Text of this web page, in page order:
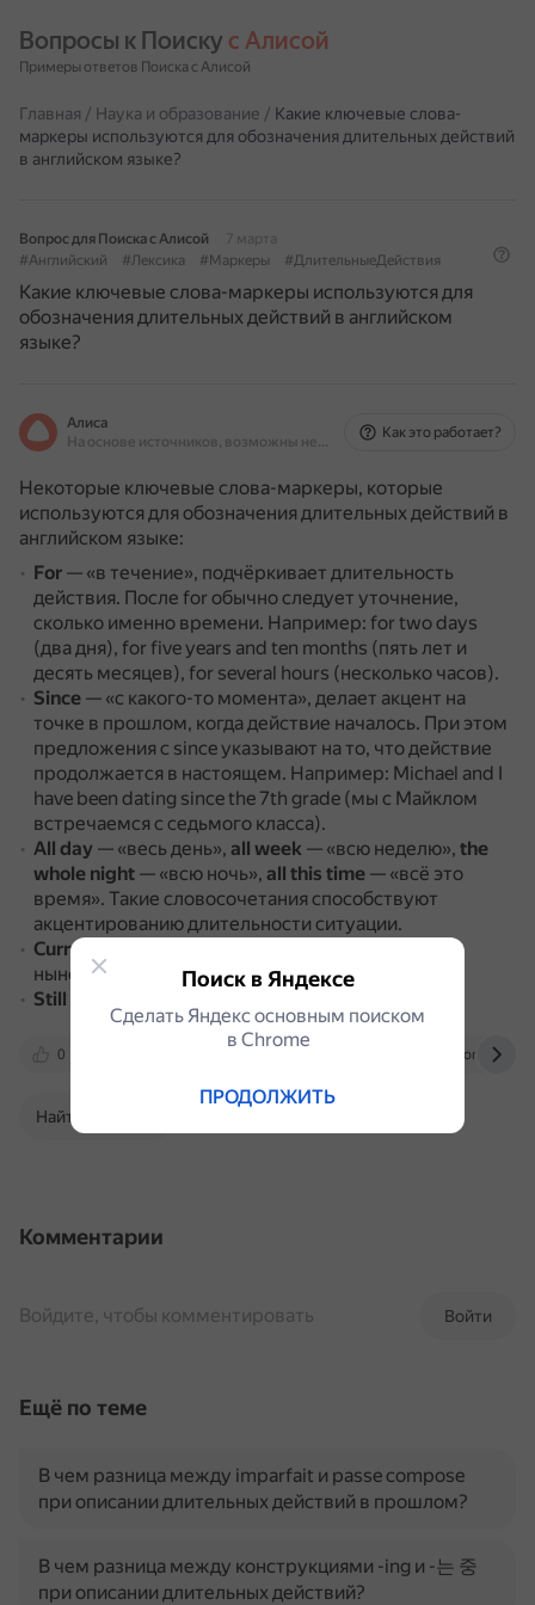
Вопросы к Поиску с Алисой
Примеры ответов Поиска с Алисой
Главная / Наука и образование / Какие ключевые слова-
маркеры используются для обозначения длительных действий
в английском языке?
Вопрос для Поиска с Алисой
7 марта
#Английский
#Лексика #Маркеры #ДлительныеДействия
Какие ключевые слова-маркеры используются для
обозначения длительных действий в английском
языке?
Алиса
На основе источников, возможны неточности
Как это работает?
Некоторые ключевые слова-маркеры, которые
используются для обозначения длительных действий в
английском языке:
For — «в течение», подчёркивает длительность
действия. После for обычно следует уточнение,
сколько именно времени. Например: for two days
(два дня), for five years and ten months (пять лет и
десять месяцев), for several hours (несколько часов).
Since — «с какого-то момента», делает акцент на
точке в прошлом, когда действие началось. При этом
предложения с since указывают на то, что действие
продолжается в настоящем. Например: Michael and I
have been dating since the 7th grade (мы с Майклом
встречаемся с седьмого класса).
All day — «весь день», all week — «всю неделю», the
whole night — «всю ночь», all this time — «всё это
время». Такие словосочетания способствуют
акцентированию длительности ситуации.
Currently
— «теперь, сейчас, в настоящее время,
ныне».
Still
0 sg.textgears.com
Найти в Поиске
Комментарии
Войти
Войдите, чтобы комментировать
Ещё по теме
В чем разница между imparfait и passe compose
при описании длительных действий в прошлом?
В чем разница между конструкциями -ing и -는 중
при описании длительных действий?
Поиск в Яндексе
Сделать Яндекс основным поиском
в Сhrome
ПРОДОЛЖИТЬ